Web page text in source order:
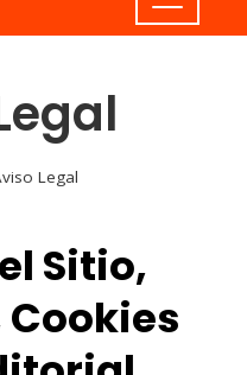
Legal
Sitio,